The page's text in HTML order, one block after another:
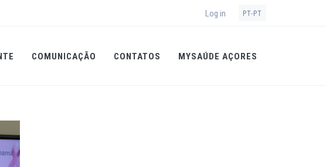
Log in PT-PT
COMUNICAÇÃO CONTATOS MYSAÚDE AÇORES